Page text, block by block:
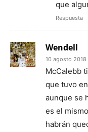
que
Respuesta
Wendell
10 agosto 2018
McCalebb
que tuvo
aunque se
es el
habrán